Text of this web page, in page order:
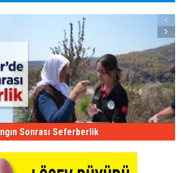
Sonrası Seferberlik